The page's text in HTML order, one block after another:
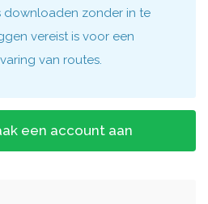
downloaden zonder in te
vereist is voor een
van routes.
een account aan